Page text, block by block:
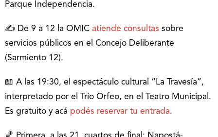
Parque Independencia.
✍ De 9 a 12 la OMIC atiende consultas sobre
servicios públicos en el Concejo Deliberante
(Sarmiento 12).
📖 A las 19:30, el espectáculo cultural “La Travesía”,
interpretado por el Trío Orfeo, en el Teatro Municipal.
Es gratuito y acá podés reservar tu entrada.